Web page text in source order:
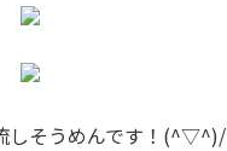
しそうめんです！(^▽^)/